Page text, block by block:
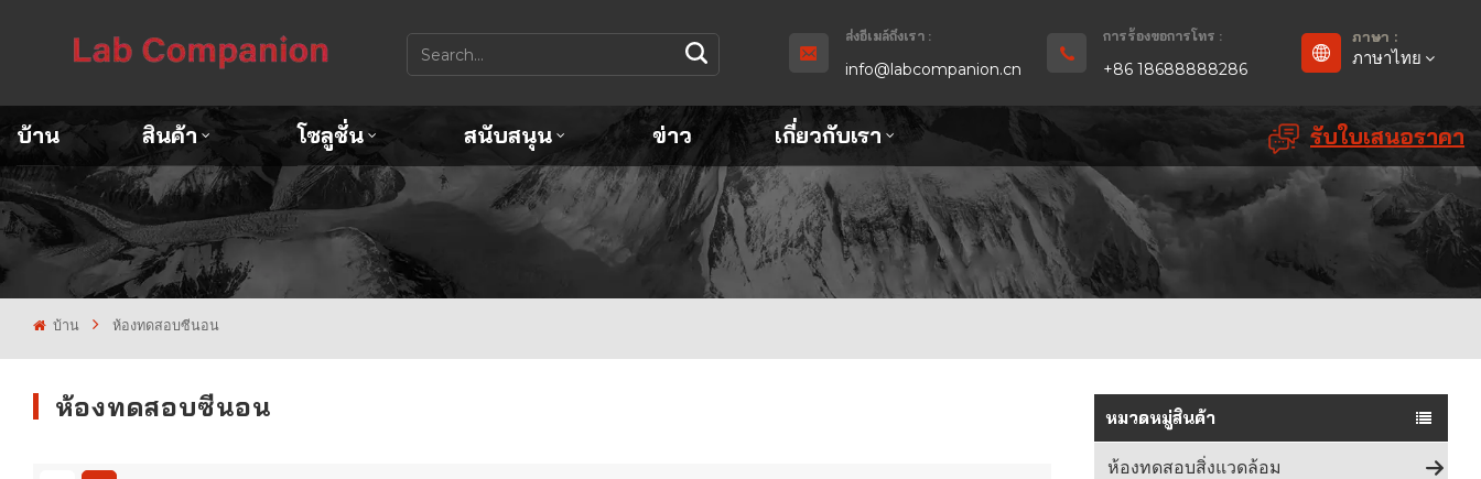
ส่งอีเมล์ถึงเรา :
info@labcompanion.cn
การร้องขอการโทร :
+86 18688888286
ภาษา :
ภาษาไทย
Español
บ้าน สินค้า โซลูชั่น สนับสนุน ข่าว เกี่ยวกับเรา รับใบเสนอราคา
บ้าน ห้องทดสอบซีนอน
หมวดหมู่สินค้า
ห้องทดสอบสิ่งแวดล้อม
ห้องทดสอบซีนอน